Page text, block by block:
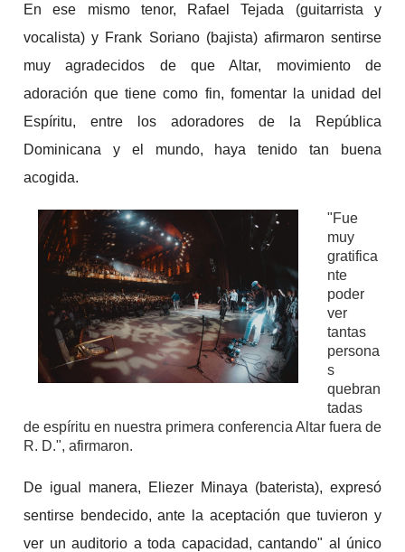
En ese mismo tenor, Rafael Tejada (guitarrista y
vocalista) y Frank Soriano (bajista) afirmaron sentirse
muy agradecidos de que Altar, movimiento de
adoración que tiene como fin, fomentar la unidad del
Espíritu, entre los adoradores de la República
Dominicana y el mundo, haya tenido tan buena
acogida.
"Fue
muy
gratifica
nte
poder
ver
tantas
persona
s
quebran
tadas
de espíritu en nuestra primera conferencia Altar fuera de
R. D.", afirmaron.
De igual manera, Eliezer Minaya (baterista), expresó
sentirse bendecido, ante la aceptación que tuvieron y
ver un auditorio a toda capacidad, cantando" al único